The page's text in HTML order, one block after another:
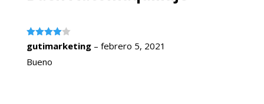
Valorado
con4de
5
gutimarketing – febrero 5, 2021
Bueno